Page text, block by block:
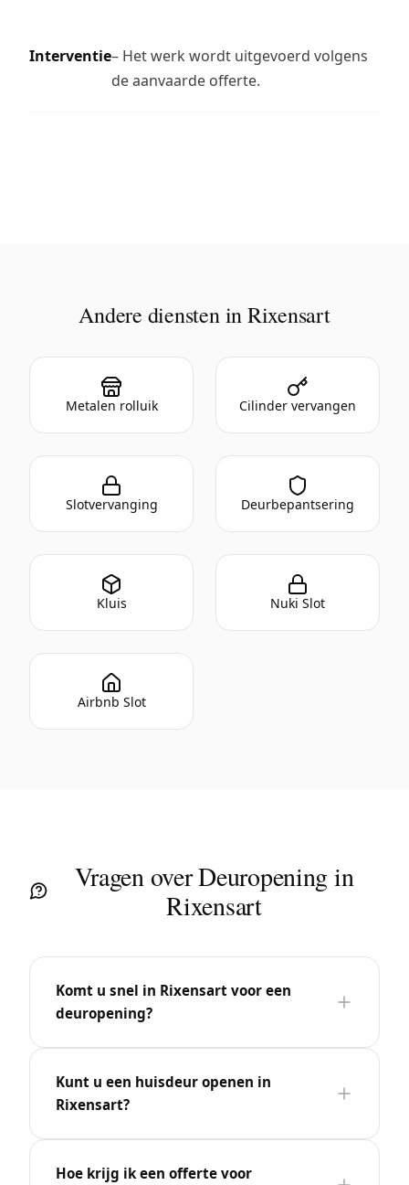
Interventie– Het werk wordt uitgevoerd volgens
de aanvaarde offerte.
Andere diensten in Rixensart
Metalen rolluik Cilinder vervangen
Slotvervanging Deurbepantsering
Kluis Nuki Slot
Airbnb Slot
Vragen over Deuropening in
Rixensart
Komt u snel in Rixensart voor een
deuropening?
Kunt u een huisdeur openen in
Rixensart?
Hoe krijg ik een offerte voor